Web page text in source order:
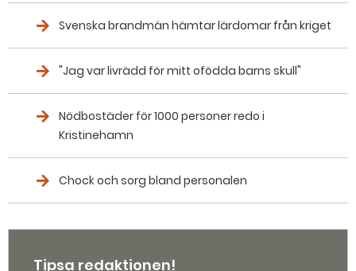
Svenska brandmän hämtar lärdomar från kriget
"Jag var livrädd för mitt ofödda barns skull"
Nödbostäder för 1000 personer redo i
Kristinehamn
Chock och sorg bland personalen
Tipsa redaktionen!